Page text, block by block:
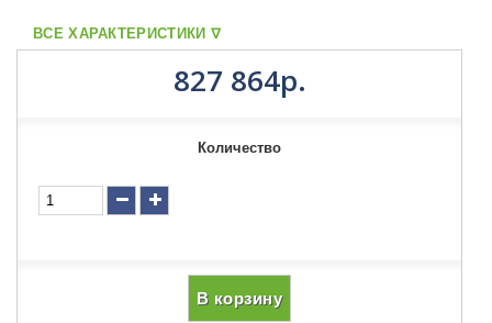
ВСЕ ХАРАКТЕРИСТИКИ ᐁ
827 864р.
Количество
В корзину